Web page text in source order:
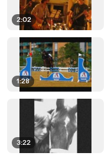
2:02
1:28
3:22